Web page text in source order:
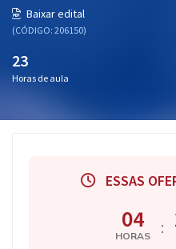
Baixar edital
(CÓDIGO: 206150)
23
Horas de aula
ESSAS
04
HORAS :